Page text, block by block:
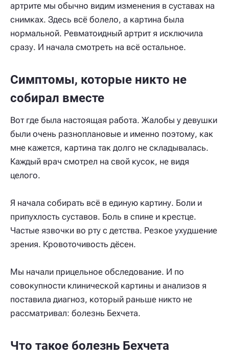
артрите мы обычно видим изменения в суставах на
снимках. Здесь всё болело, а картина была
нормальной. Ревматоидный артрит я исключила
сразу. И начала смотреть на всё остальное.
Симптомы, которые никто не
собирал вместе
Вот где была настоящая работа. Жалобы у девушки
были очень разноплановые и именно поэтому, как
мне кажется, картина так долго не складывалась.
Каждый врач смотрел на свой кусок, не видя
целого.
Я начала собирать всё в единую картину. Боли и
припухлость суставов. Боль в спине и крестце.
Частые язвочки во рту с детства. Резкое ухудшение
зрения. Кровоточивость дёсен.
Мы начали прицельное обследование. И по
совокупности клинической картины и анализов я
поставила диагноз, который раньше никто не
рассматривал: болезнь Бехчета.
Что такое болезнь Бехчета